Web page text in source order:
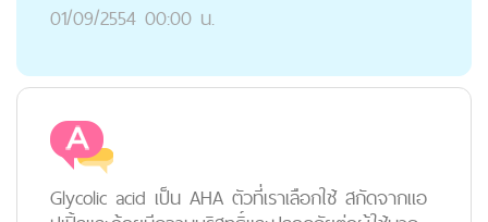
01/09/2554 00:00 น.
Glycolic acid เป็น AHA ตัวที่เราเลือกใช้ สกัดจากแอ